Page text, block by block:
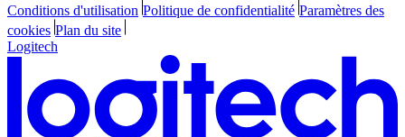
Conditions d'utilisation Politique de confidentialité Paramètres des
cookies Plan du site
Logitech